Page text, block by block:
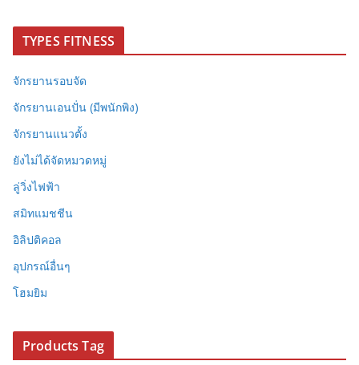
TYPES FITNESS
จักรยานรอบจัด
จักรยานเอนปั่น (มีพนักพิง)
จักรยานแนวตั้ง
ยังไม่ได้จัดหมวดหมู่
ลู่วิ่งไฟฟ้า
สมิทแมชชีน
อิลิปติคอล
อุปกรณ์อื่นๆ
โฮมยิม
Products Tag